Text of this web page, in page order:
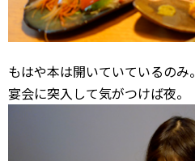
もはや本は開いていているのみ。
宴会に突入して気がつけば夜。